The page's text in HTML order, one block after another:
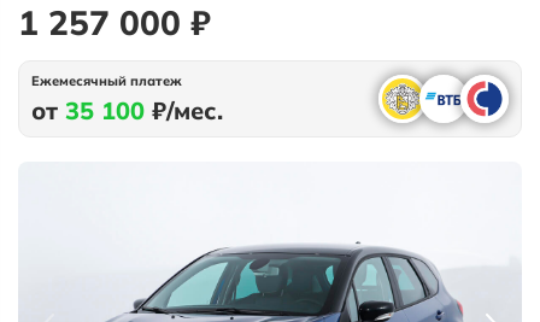
1 257 000 ₽
Ежемесячный платеж
от 35 100 ₽/мес.